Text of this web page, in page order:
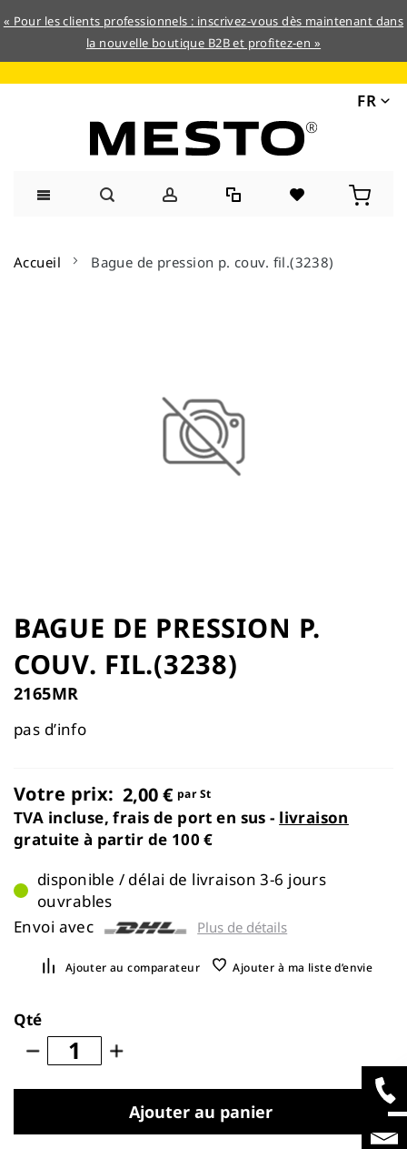
« Pour les clients professionnels : inscrivez-vous dès maintenant dans
la nouvelle boutique B2B et profitez-en »
FR
contenu
Accueil Bague de pression p. couv. fil.(3238)
to
the
beginning
of
the
images
gallery
BAGUE DE PRESSION P.
COUV. FIL.(3238)
2165MR
pas d’info
Votre prix: 2,00 € par St
TVA incluse, frais de port en sus - livraison
gratuite à partir de 100 €
disponible / délai de livraison 3-6 jours
ouvrables
Envoi avec
Plus de détails
Ajouter au comparateur Ajouter à ma liste d’envie
Qté
Ajouter au panier